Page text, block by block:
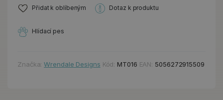
Přidat k oblíbeným Dotaz k produktu
Hlídací pes
Značka:Wrendale Designs Kód: MT016 EAN: 5056272915509